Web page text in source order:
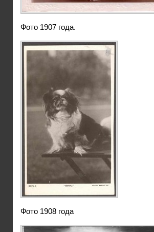
Фото 1907 года.
Фото 1908 года